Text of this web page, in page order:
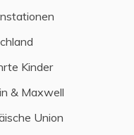
Kinder
& Maxwell
Union